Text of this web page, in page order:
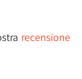
recensione